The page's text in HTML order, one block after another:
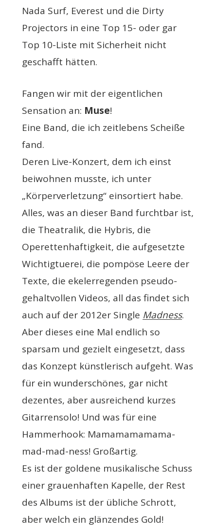
Nada Surf, Everest und die Dirty
Projectors in eine Top 15- oder gar
Top 10-Liste mit Sicherheit nicht
geschafft hätten.
Fangen wir mit der eigentlichen
Sensation an: Muse!
Eine Band, die ich zeitlebens Scheiße
fand.
Deren Live-Konzert, dem ich einst
beiwohnen musste, ich unter
„Körperverletzung“ einsortiert habe.
Alles, was an dieser Band furchtbar ist,
die Theatralik, die Hybris, die
Operettenhaftigkeit, die aufgesetzte
Wichtigtuerei, die pompöse Leere der
Texte, die ekelerregenden pseudo-
gehaltvollen Videos, all das findet sich
auch auf der 2012er Single Madness.
Aber dieses eine Mal endlich so
sparsam und gezielt eingesetzt, dass
das Konzept künstlerisch aufgeht. Was
für ein wunderschönes, gar nicht
dezentes, aber ausreichend kurzes
Gitarrensolo! Und was für eine
Hammerhook: Mamamamamama-
mad-mad-ness! Großartig.
Es ist der goldene musikalische Schuss
einer grauenhaften Kapelle, der Rest
des Albums ist der übliche Schrott,
aber welch ein glänzendes Gold!